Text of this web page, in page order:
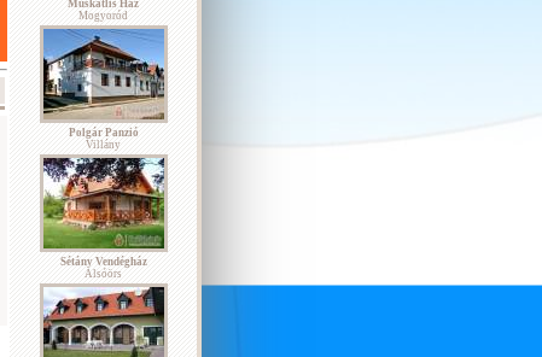
Muskátlis Ház
Mogyoród
Polgár Panzió
Villány
Sétány Vendégház
Alsóörs